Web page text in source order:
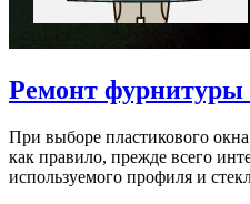
Ремонт фурнитуры
При выборе пластикового
как правило, прежде всего
используемого профиля и